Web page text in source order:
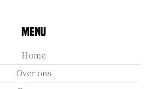
Menu
Home
Over ons